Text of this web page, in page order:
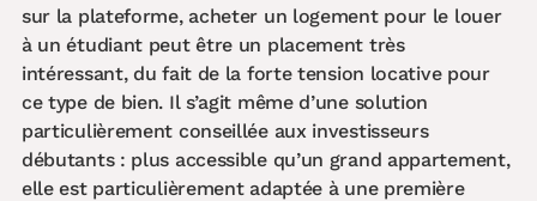
sur la plateforme, acheter un logement pour le louer
à un étudiant peut être un placement très
intéressant, du fait de la forte tension locative pour
ce type de bien. Il s’agit même d’une solution
particulièrement conseillée aux investisseurs
débutants : plus accessible qu’un grand appartement,
elle est particulièrement adaptée à une première